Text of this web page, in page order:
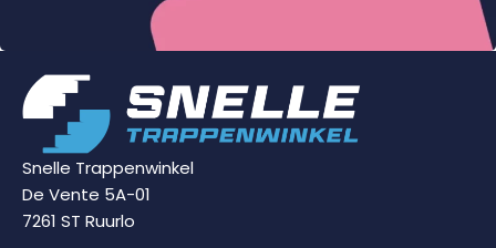
Snelle Trappenwinkel
De Vente 5A-01
7261 ST Ruurlo